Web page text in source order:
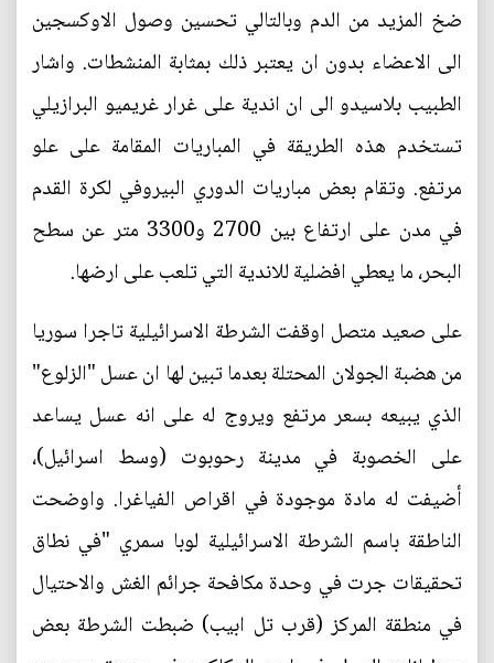
ضخ المزيد من الدم وبالتالي تحسين وصول الاوكسجين
الى الاعضاء بدون ان يعتبر ذلك بمثابة المنشطات. واشار
الطبيب بلاسيدو الى ان اندية على غرار غريميو البرازيلي
تستخدم هذه الطريقة في المباريات المقامة على علو
مرتفع. وتقام بعض مباريات الدوري البيروفي لكرة القدم
في مدن على ارتفاع بين 2700 و3300 متر عن سطح
البحر، ما يعطي افضلية للاندية التي تلعب على ارضها.
على صعيد متصل اوقفت الشرطة الاسرائيلية تاجرا سوريا
من هضبة الجولان المحتلة بعدما تبين لها ان عسل "الزلوع"
الذي يبيعه بسعر مرتفع ويروج له على انه عسل يساعد
على الخصوبة في مدينة رحوبوت (وسط اسرائيل)،
أضيفت له مادة موجودة في اقراص الفياغرا. واوضحت
الناطقة باسم الشرطة الاسرائيلية لوبا سمري "في نطاق
تحقيقات جرت في وحدة مكافحة جرائم الغش والاحتيال
في منطقة المركز (قرب تل ابيب) ضبطت الشرطة بعض